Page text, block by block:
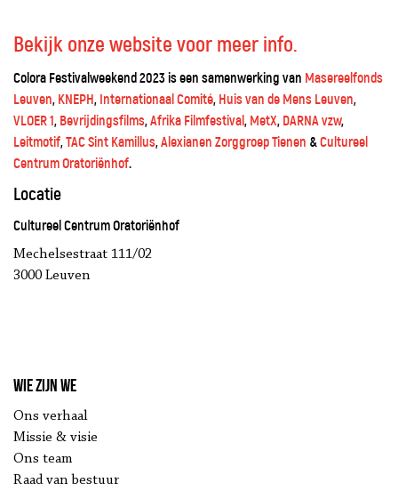
Bekijk onze website voor meer info.
Colora Festivalweekend 2023 is een samenwerking van Masereelfonds
Leuven,KNEPH,Internationaal Comité,Huis van de Mens Leuven,
VLOER 1,Bevrijdingsfilms,Afrika Filmfestival,MetX,DARNA vzw,
Leitmotif,TAC Sint Kamillus,Alexianen Zorggroep Tienen &Cultureel
Centrum Oratoriënhof.
Locatie
Cultureel Centrum Oratoriënhof
Mechelsestraat 111/02
3000 Leuven
Wie zijn we
Ons verhaal
Missie & visie
Ons team
Raad van bestuur